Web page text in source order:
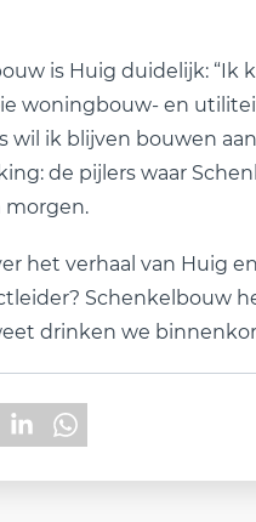
is Huig duidelijk: “Ik
woningbouw- en
wil ik blijven bouwen
de pijlers waar
morgen.
het verhaal van Huig
Schenkelbouw
drinken we